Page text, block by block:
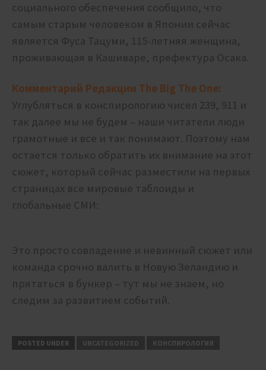
социального обеспечения сообщило, что
самым старым человеком в Японии сейчас
является Фуса Тацуми, 115-летняя женщина,
проживающая в Кашиваре, префектура Осака.
Комментарий Редакции The Big The One:
Углубляться в конспирологию чисел 239, 911 и
так далее мы не будем – наши читатели люди
грамотные и все и так понимают. Поэтому нам
остается только обратить их внимание на этот
сюжет, который сейчас разместили на первых
страницах все мировые таблоиды и
глобальные СМИ:
Это просто совпадение и невинный сюжет или
команда срочно валить в Новую Зеландию и
прятаться в бункер – тут мы не знаем, но
следим за развитием событий.
POSTED UNDER UNCATEGORIZED КОНСПИРОЛОГИЯ